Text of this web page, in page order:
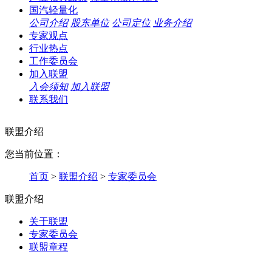
国汽轻量化
公司介绍 股东单位 公司定位 业务介绍
专家观点
行业热点
工作委员会
加入联盟
入会须知 加入联盟
联系我们
联盟介绍
您当前位置：
首页 > 联盟介绍 > 专家委员会
联盟介绍
关于联盟
专家委员会
联盟章程